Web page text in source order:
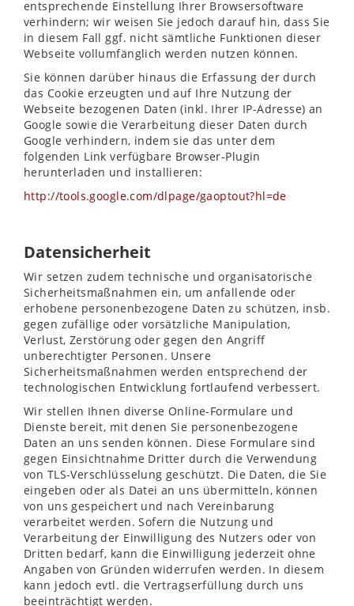
entsprechende Einstellung Ihrer Browsersoftware
verhindern; wir weisen Sie jedoch darauf hin, dass Sie
in diesem Fall ggf. nicht sämtliche Funktionen dieser
Webseite vollumfänglich werden nutzen können.
Sie können darüber hinaus die Erfassung der durch
das Cookie erzeugten und auf Ihre Nutzung der
Webseite bezogenen Daten (inkl. Ihrer IP-Adresse) an
Google sowie die Verarbeitung dieser Daten durch
Google verhindern, indem sie das unter dem
folgenden Link verfügbare Browser-Plugin
herunterladen und installieren:
http://tools.google.com/dlpage/gaoptout?hl=de
Datensicherheit
Wir setzen zudem technische und organisatorische
Sicherheitsmaßnahmen ein, um anfallende oder
erhobene personenbezogene Daten zu schützen, insb.
gegen zufällige oder vorsätzliche Manipulation,
Verlust, Zerstörung oder gegen den Angriff
unberechtigter Personen. Unsere
Sicherheitsmaßnahmen werden entsprechend der
technologischen Entwicklung fortlaufend verbessert.
Wir stellen Ihnen diverse Online-Formulare und
Dienste bereit, mit denen Sie personenbezogene
Daten an uns senden können. Diese Formulare sind
gegen Einsichtnahme Dritter durch die Verwendung
von TLS-Verschlüsselung geschützt. Die Daten, die Sie
eingeben oder als Datei an uns übermitteln, können
von uns gespeichert und nach Vereinbarung
verarbeitet werden. Sofern die Nutzung und
Verarbeitung der Einwilligung des Nutzers oder von
Dritten bedarf, kann die Einwilligung jederzeit ohne
Angaben von Gründen widerrufen werden. In diesem
kann jedoch evtl. die Vertragserfüllung durch uns
beeinträchtigt werden.